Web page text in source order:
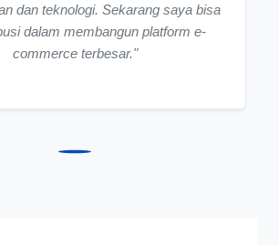
dan teknologi. Sekarang saya bisa
dalam membangun platform e-
commerce terbesar."